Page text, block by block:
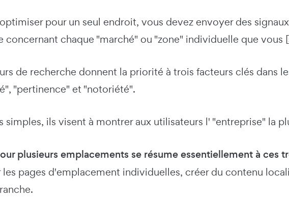
pour un seul endroit, vous devez envoyer des
concernant chaque "marché" ou "zone" individuelle que vous
de recherche donnent la priorité à trois facteurs clés dans
"pertinence" et "notoriété".
simples, ils visent à montrer aux utilisateurs l' "entreprise" la
plusieurs emplacements se résume essentiellement à ces
pages d'emplacement individuelles, créer du contenu